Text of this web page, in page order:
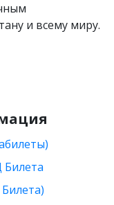
и всему миру.